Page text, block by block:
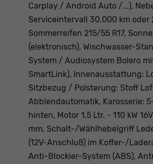
Carplay / Android Auto /...),
Serviceintervall 30.000 km
Sommerreifen 215/55 R17,
(elektronisch), Wischwasser-
System / Audiosystem Bolero
SmartLink), Innenausstattung:
Sitzbezug / Polsterung: Stoff
Abblendautomatik, Karosserie:
hinten, Motor 1,5 Ltr. - 110 kW
mm, Schalt-/Wählhebelgriff
(12V-Anschluß) im Koffer-/
Anti-Blockier-System (ABS),